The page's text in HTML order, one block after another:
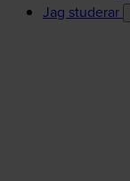
Jag studerar